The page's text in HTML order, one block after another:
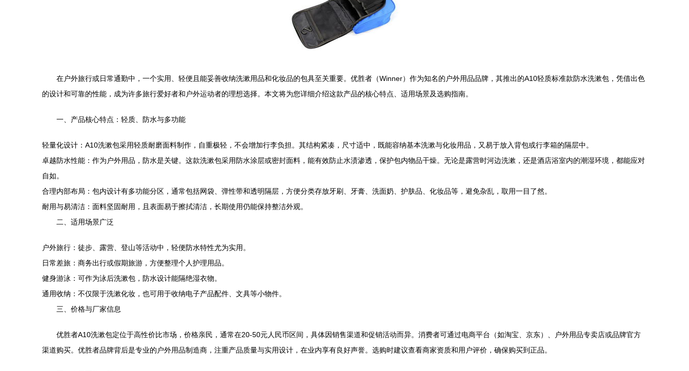
在户外旅行或日常通勤中，一个实用、轻便且能妥善收纳洗漱用品和化妆品的包具至关重要。优胜者（Winner）作为知名的户外用品品牌，其推出的A10轻质标准款防水洗漱包，凭借出色
的设计和可靠的性能，成为许多旅行爱好者和户外运动者的理想选择。本文将为您详细介绍这款产品的核心特点、适用场景及选购指南。
一、产品核心特点：轻质、防水与多功能
轻量化设计：A10洗漱包采用轻质耐磨面料制作，自重极轻，不会增加行李负担。其结构紧凑，尺寸适中，既能容纳基本洗漱与化妆用品，又易于放入背包或行李箱的隔层中。
卓越防水性能：作为户外用品，防水是关键。这款洗漱包采用防水涂层或密封面料，能有效防止水渍渗透，保护包内物品干燥。无论是露营时河边洗漱，还是酒店浴室内的潮湿环境，都能应对
自如。
合理内部布局：包内设计有多功能分区，通常包括网袋、弹性带和透明隔层，方便分类存放牙刷、牙膏、洗面奶、护肤品、化妆品等，避免杂乱，取用一目了然。
耐用与易清洁：面料坚固耐用，且表面易于擦拭清洁，长期使用仍能保持整洁外观。
二、适用场景广泛
户外旅行：徒步、露营、登山等活动中，轻便防水特性尤为实用。
日常差旅：商务出行或假期旅游，方便整理个人护理用品。
健身游泳：可作为泳后洗漱包，防水设计能隔绝湿衣物。
通用收纳：不仅限于洗漱化妆，也可用于收纳电子产品配件、文具等小物件。
三、价格与厂家信息
优胜者A10洗漱包定位于高性价比市场，价格亲民，通常在20-50元人民币区间，具体因销售渠道和促销活动而异。消费者可通过电商平台（如淘宝、京东）、户外用品专卖店或品牌官方
渠道购买。优胜者品牌背后是专业的户外用品制造商，注重产品质量与实用设计，在业内享有良好声誉。选购时建议查看商家资质和用户评价，确保购买到正品。